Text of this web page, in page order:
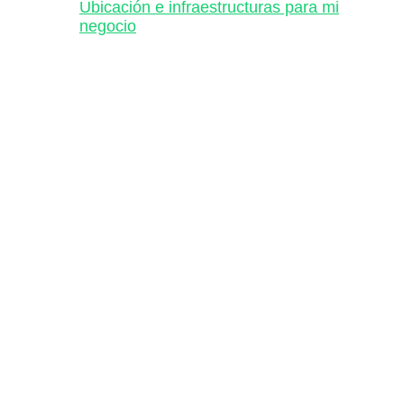
Ubicación e infraestructuras para mi
negocio